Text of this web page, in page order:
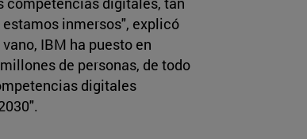
inmersos", explicó
IBM ha puesto en
de personas, de todo
digitales